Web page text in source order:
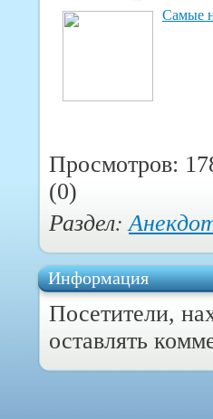
Самые
Просмотров:
(0)
Раздел:
Информация
Посетители,
оставлять